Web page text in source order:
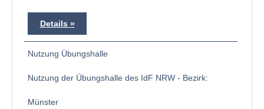
Details
Nutzung Übungshalle
Nutzung der Übungshalle des IdF NRW - Bezirk:
Münster